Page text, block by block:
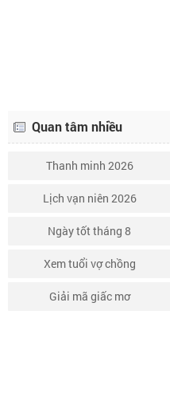
Quan tâm nhiều
Thanh minh 2026
Lịch vạn niên 2026
Ngày tốt tháng 8
Xem tuổi vợ chồng
Giải mã giấc mơ